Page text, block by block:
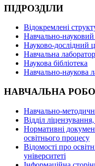
ПІДРОЗДІЛИ
Відокремлені
Навчально-науковий
Науково-дослідний
Навчальна
Наукова бібліотека
Навчально-наукова
НАВЧАЛЬНА
Навчально-
Відділ ліцензування,
Нормативні
освітнього процесу
Відомості про
університеті